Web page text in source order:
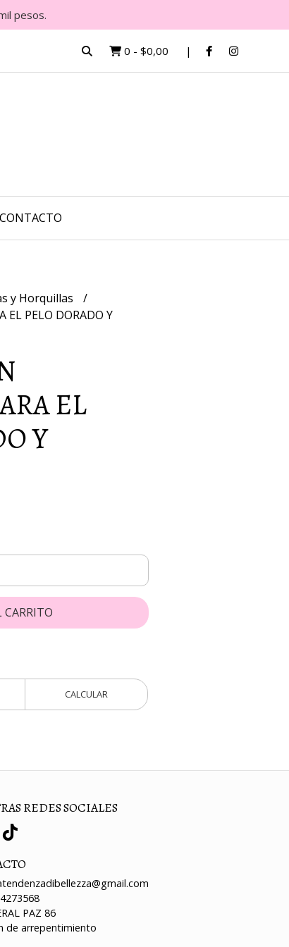
pesos.
0 - $0,00
CONTACTO
y Horquillas
EL PELO DORADO Y
EL
Y
CARRITO
CALCULAR
REDES SOCIALES
PAZ 86
de arrepentimiento